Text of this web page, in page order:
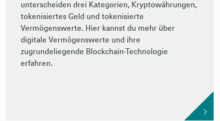
unterscheiden drei Kategorien, Kryptowährungen,
tokenisiertes Geld und tokenisierte
Vermögenswerte. Hier kannst du mehr über
digitale Vermögenswerte und ihre
zugrundeliegende Blockchain-Technologie
erfahren.